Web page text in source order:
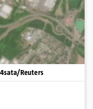
Reuters